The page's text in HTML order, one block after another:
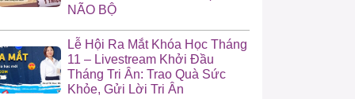
NÃO BỘ
Lễ Hội Ra Mắt Khóa Học Tháng
11 – Livestream Khởi Đầu
Tháng Tri Ân: Trao Quà Sức
Khỏe, Gửi Lời Tri Ân